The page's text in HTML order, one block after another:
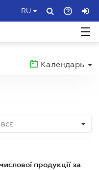
RU
Календарь
ВСЕ